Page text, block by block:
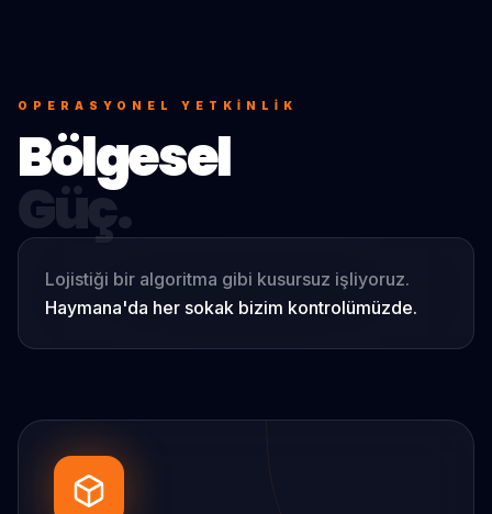
OPERASYONEL YETKINLIK
Bölgesel
Güç.
Lojistiği bir algoritma gibi kusursuz işliyoruz.
Haymana'da her sokak bizim kontrolümüzde.